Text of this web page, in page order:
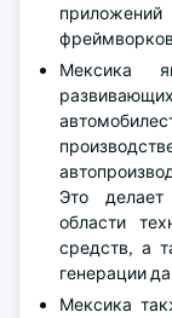
Мексика
Это
области
средств, а
генерации
Мексика